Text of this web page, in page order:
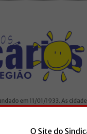
em 11/01/1933. As
Guarujá e Bertioga. O
O Site do